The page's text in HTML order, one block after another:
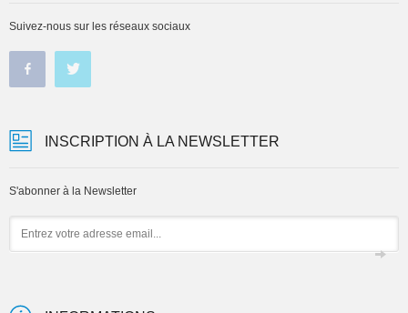
Suivez-nous sur les réseaux sociaux
INSCRIPTION À LA NEWSLETTER
S'abonner à la Newsletter